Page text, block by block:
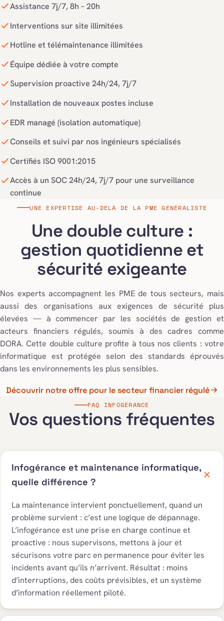
Assistance 7j/7, 8h – 20h
Interventions sur site illimitées
Hotline et télémaintenance illimitées
Équipe dédiée à votre compte
Supervision proactive 24h/24, 7j/7
Installation de nouveaux postes incluse
EDR managé (isolation automatique)
Conseils et suivi par nos ingénieurs spécialisés
Certifiés ISO 9001:2015
Accès à un SOC 24h/24, 7j/7 pour une surveillance
continue
UNE EXPERTISE AU-DELÀ DE LA PME GÉNÉRALISTE
Une double culture :
gestion quotidienne et
sécurité exigeante
Nos experts accompagnent les PME de tous secteurs, mais
aussi des organisations aux exigences de sécurité plus
élevées — à commencer par les sociétés de gestion et
acteurs financiers régulés, soumis à des cadres comme
DORA. Cette double culture profite à tous nos clients : votre
informatique est protégée selon des standards éprouvés
dans les environnements les plus sensibles.
Découvrir notre offre pour le secteur financier régulé
FAQ INFOGÉRANCE
Vos questions fréquentes
Infogérance et maintenance informatique,
quelle différence ?
La maintenance intervient ponctuellement, quand un
problème survient : c’est une logique de dépannage.
L’infogérance est une prise en charge continue et
proactive : nous supervisons, mettons à jour et
sécurisons votre parc en permanence pour éviter les
incidents avant qu’ils n’arrivent. Résultat : moins
d’interruptions, des coûts prévisibles, et un système
d’information réellement piloté.